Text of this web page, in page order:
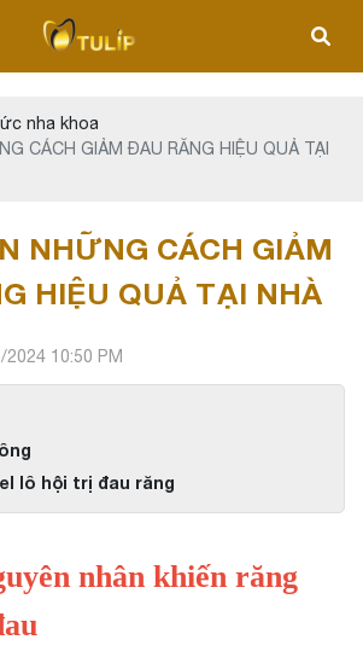
nha khoa
CÁCH GIẢM ĐAU RĂNG HIỆU QUẢ TẠI
NHỮNG CÁCH GIẢM
HIỆU QUẢ TẠI NHÀ
10:50 PM
lô hội trị đau răng
nhân khiến răng